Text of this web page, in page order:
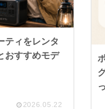
ティをレンタ
おすすめモデ
2026.05.22